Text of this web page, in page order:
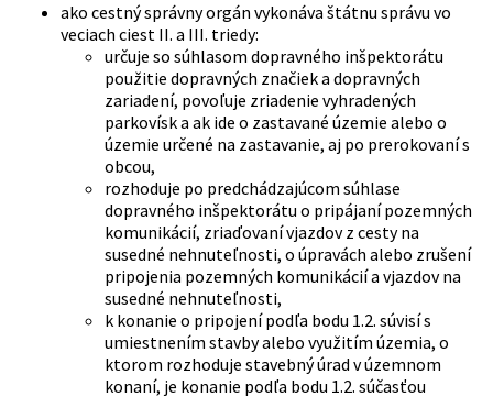
ako cestný správny orgán vykonáva štátnu správu vo
veciach ciest II. a III. triedy:
určuje so súhlasom dopravného inšpektorátu
použitie dopravných značiek a dopravných
zariadení, povoľuje zriadenie vyhradených
parkovísk a ak ide o zastavané územie alebo o
územie určené na zastavanie, aj po prerokovaní s
obcou,
rozhoduje po predchádzajúcom súhlase
dopravného inšpektorátu o pripájaní pozemných
komunikácií, zriaďovaní vjazdov z cesty na
susedné nehnuteľnosti, o úpravách alebo zrušení
pripojenia pozemných komunikácií a vjazdov na
susedné nehnuteľnosti,
k konanie o pripojení podľa bodu 1.2. súvisí s
umiestnením stavby alebo využitím územia, o
ktorom rozhoduje stavebný úrad v územnom
konaní, je konanie podľa bodu 1.2. súčasťou